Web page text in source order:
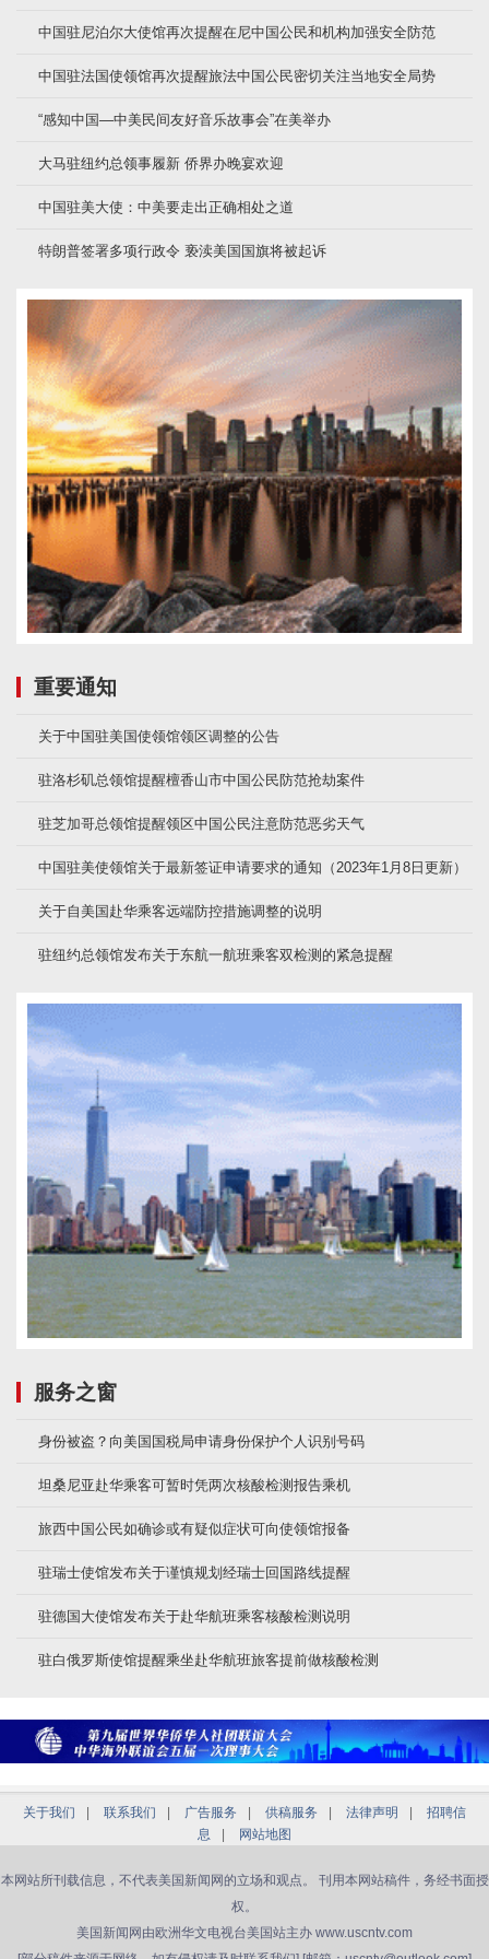
中国驻尼泊尔大使馆再次提醒在尼中国公民和机构加强安全防范
中国驻法国使领馆再次提醒旅法中国公民密切关注当地安全局势
“感知中国—中美民间友好音乐故事会”在美举办
大马驻纽约总领事履新 侨界办晚宴欢迎
中国驻美大使：中美要走出正确相处之道
特朗普签署多项行政令 亵渎美国国旗将被起诉
重要通知
关于中国驻美国使领馆领区调整的公告
驻洛杉矶总领馆提醒檀香山市中国公民防范抢劫案件
驻芝加哥总领馆提醒领区中国公民注意防范恶劣天气
中国驻美使领馆关于最新签证申请要求的通知（2023年1月8日更新）
关于自美国赴华乘客远端防控措施调整的说明
驻纽约总领馆发布关于东航一航班乘客双检测的紧急提醒
服务之窗
身份被盗？向美国国税局申请身份保护个人识别号码
坦桑尼亚赴华乘客可暂时凭两次核酸检测报告乘机
旅西中国公民如确诊或有疑似症状可向使领馆报备
驻瑞士使馆发布关于谨慎规划经瑞士回国路线提醒
驻德国大使馆发布关于赴华航班乘客核酸检测说明
驻白俄罗斯使馆提醒乘坐赴华航班旅客提前做核酸检测
关于我们 联系我们 广告服务 供稿服务 法律声明
招聘信
息
网站地图
本网站所刊载信息，不代表美国新闻网的立场和观点。 刊用本网站稿件，务经书面授
权。
美国新闻网由欧洲华文电视台美国站主办 www.uscntv.com